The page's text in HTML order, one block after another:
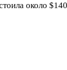
около